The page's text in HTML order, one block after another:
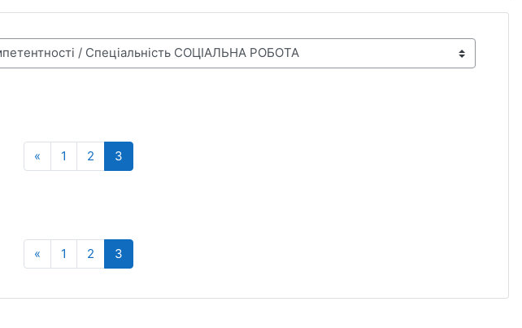
«Попередня сторінка
1 Сторінка 1
2Сторінка 2
3Сторінка 3
«Попередня сторінка
1 Сторінка 1
2Сторінка 2
3Сторінка 3